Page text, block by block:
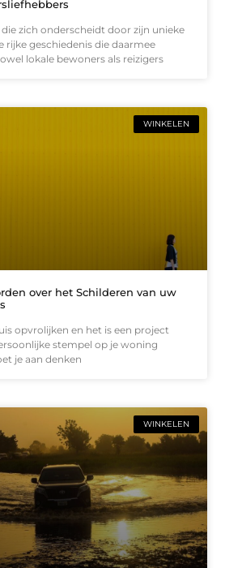
zich onderscheidt door zijn unieke
rijke geschiedenis die daarmee
lokale bewoners als reizigers
WINKELEN
over het Schilderen van uw
opvrolijken en het is een project
stempel op je woning
je aan denken
WINKELEN